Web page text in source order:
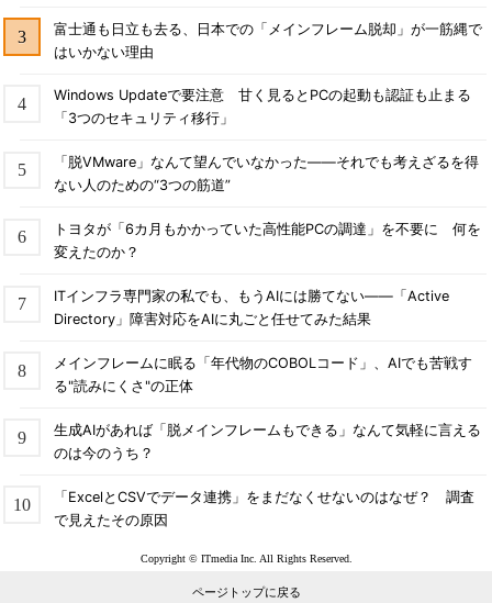
富士通も日立も去る、日本での「メインフレーム脱却」が一筋縄で
はいかない理由
Windows Updateで要注意 甘く見るとPCの起動も認証も止まる
「3つのセキュリティ移行」
「脱VMware」なんて望んでいなかった――それでも考えざるを得
ない人のための“3つの筋道”
トヨタが「6カ月もかかっていた高性能PCの調達」を不要に 何を
変えたのか？
ITインフラ専門家の私でも、もうAIには勝てない――「Active
Directory」障害対応をAIに丸ごと任せてみた結果
メインフレームに眠る「年代物のCOBOLコード」、AIでも苦戦す
る"読みにくさ"の正体
生成AIがあれば「脱メインフレームもできる」なんて気軽に言える
のは今のうち？
「ExcelとCSVでデータ連携」をまだなくせないのはなぜ？ 調査
で見えたその原因
Copyright © ITmedia Inc. All Rights Reserved.
ページトップに戻る